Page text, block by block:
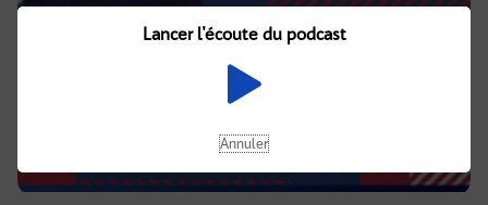
Lancer l'écoute du podcast
Annuler